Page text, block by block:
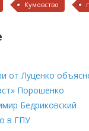
Кумовство
от Луценко
Порошенко
Бедриковский
в ГПУ